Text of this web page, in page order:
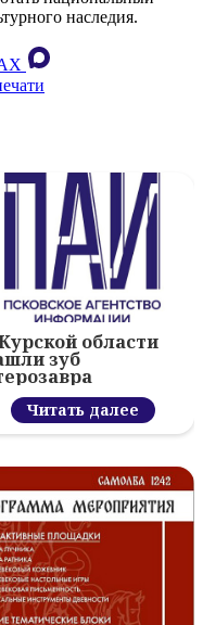
наследия.
области
зуб
Читать далее